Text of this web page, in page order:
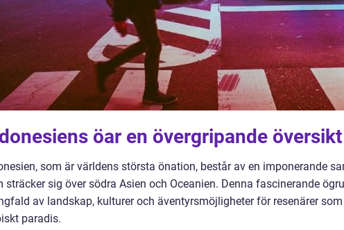
öar en övergripande översikt
som är världens största önation, består av en imponerande
sträcker sig över södra Asien och Oceanien. Denna fascinerande
av landskap, kulturer och äventyrsmöjligheter för resenärer
paradis.